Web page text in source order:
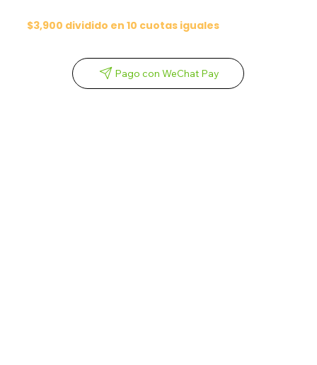
$3,900 dividido en 10 cuotas iguales
Pago con WeChat Pay